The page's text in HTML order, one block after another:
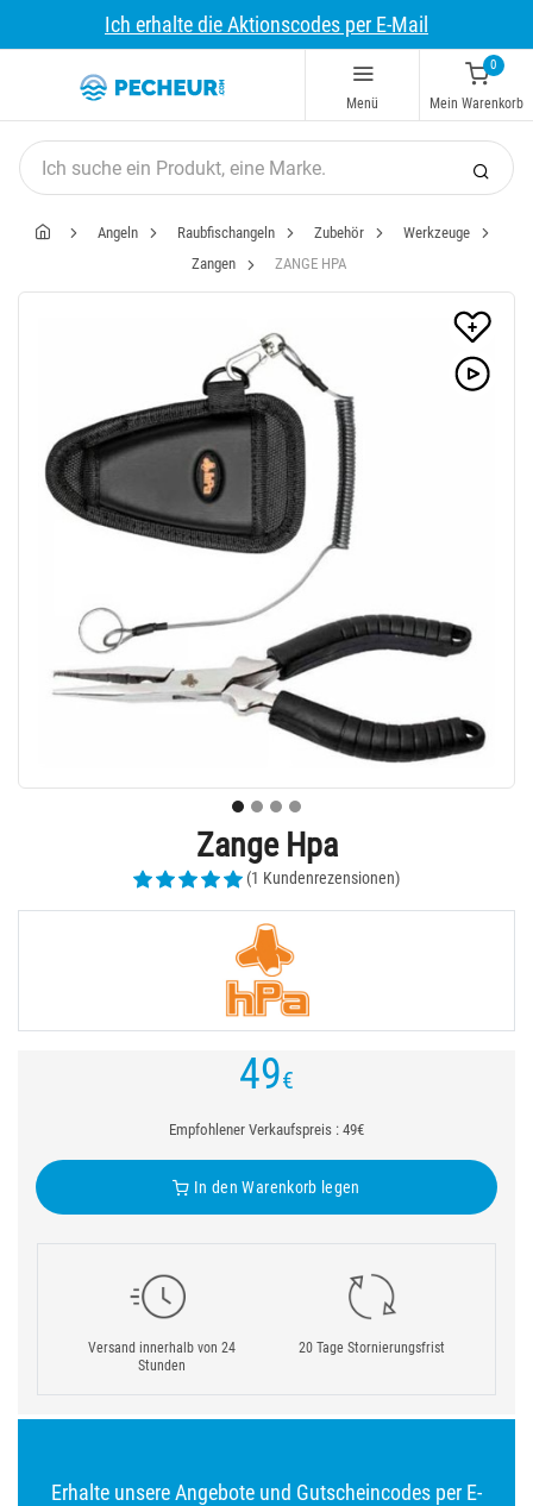
Ich erhalte die Aktionscodes per E-Mail
Menü
0
Mein Warenkorb
Angeln Raubfischangeln Zubehör
Werkzeuge
Zangen
ZANGE HPA
Zange Hpa
(1 Kundenrezensionen)
49€
Empfohlener Verkaufspreis : 49€
In den Warenkorb legen
Versand innerhalb von 24
Stunden
20 Tage Stornierungsfrist
Erhalte unsere Angebote und Gutscheincodes per E-